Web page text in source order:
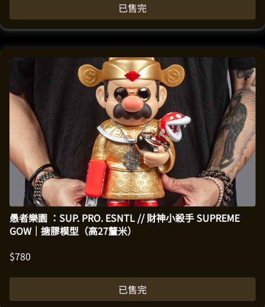
已售完
愚者樂園 ：SUP. PRO. ESNTL // 財神小殺手 SUPREME
GOW｜搪膠模型（高27釐米）
$780
已售完